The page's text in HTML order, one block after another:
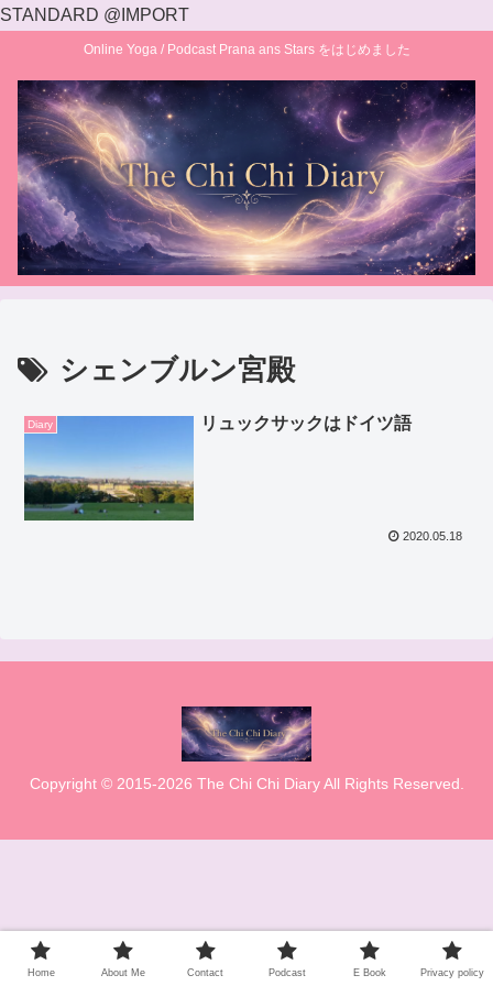
STANDARD @IMPORT
Online Yoga / Podcast Prana ans Stars をはじめました
シェンブルン宮殿
Diary リュックサックはドイツ語
2020.05.18
Copyright © 2015-2026 The Chi Chi Diary All Rights Reserved.
Home About Me Contact Podcast E Book Privacy policy